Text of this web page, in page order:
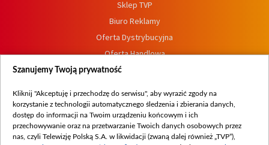
Sklep TVP
Biuro Reklamy
Oferta Dystrybucyjna
Oferta Handlowa
Dostępność
Procedura zgłoszeń wewnętrznych
Szanujemy Twoją prywatność
Kliknij "Akceptuję i przechodzę do serwisu", aby wyrazić zgody na
korzystanie z technologii automatycznego śledzenia i zbierania danych,
dostęp do informacji na Twoim urządzeniu końcowym i ich
przechowywanie oraz na przetwarzanie Twoich danych osobowych przez
nas, czyli Telewizję Polską S.A. w likwidacji (zwaną dalej również „TVP”),